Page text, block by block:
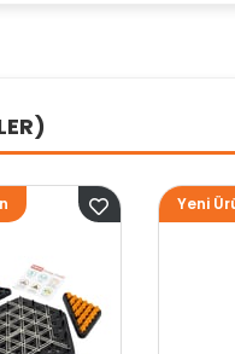
Yeni Ürün